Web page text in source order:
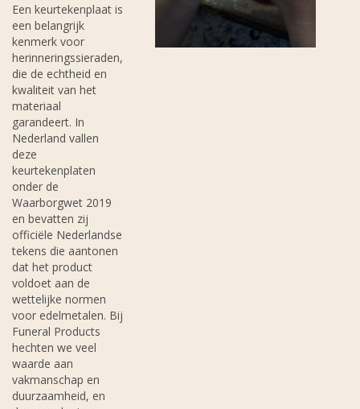
Een keurtekenplaat is
een belangrijk
kenmerk voor
herinneringssieraden,
die de echtheid en
kwaliteit van het
materiaal
garandeert. In
Nederland vallen
deze
keurtekenplaten
onder de
Waarborgwet 2019
en bevatten zij
officiële Nederlandse
tekens die aantonen
dat het product
voldoet aan de
wettelijke normen
voor edelmetalen. Bij
Funeral Products
hechten we veel
waarde aan
vakmanschap en
duurzaamheid, en